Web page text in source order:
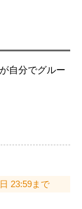
自分でグルー
23:59まで